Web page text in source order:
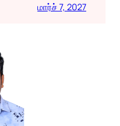
மார்ச் 7, 2027